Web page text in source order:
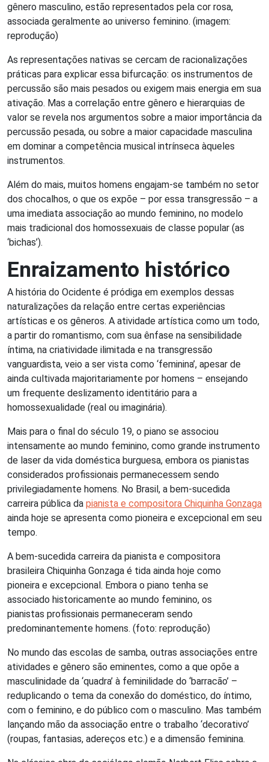
gênero masculino, estão representados pela cor rosa,
associada geralmente ao universo feminino. (imagem:
reprodução)
As representações nativas se cercam de racionalizações
práticas para explicar essa bifurcação: os instrumentos de
percussão são mais pesados ou exigem mais energia em sua
ativação. Mas a correlação entre gênero e hierarquias de
valor se revela nos argumentos sobre a maior importância da
percussão pesada, ou sobre a maior capacidade masculina
em dominar a competência musical intrínseca àqueles
instrumentos.
Além do mais, muitos homens engajam-se também no setor
dos chocalhos, o que os expõe – por essa transgressão – a
uma imediata associação ao mundo feminino, no modelo
mais tradicional dos homossexuais de classe popular (as
‘bichas’).
Enraizamento histórico
A história do Ocidente é pródiga em exemplos dessas
naturalizações da relação entre certas experiências
artísticas e os gêneros. A atividade artística como um todo,
a partir do romantismo, com sua ênfase na sensibilidade
íntima, na criatividade ilimitada e na transgressão
vanguardista, veio a ser vista como ‘feminina’, apesar de
ainda cultivada majoritariamente por homens – ensejando
um frequente deslizamento identitário para a
homossexualidade (real ou imaginária).
Mais para o final do século 19, o piano se associou
intensamente ao mundo feminino, como grande instrumento
de laser da vida doméstica burguesa, embora os pianistas
considerados profissionais permanecessem sendo
privilegiadamente homens. No Brasil, a bem-sucedida
carreira pública da pianista e compositora Chiquinha Gonzaga
ainda hoje se apresenta como pioneira e excepcional em seu
tempo.
A bem-sucedida carreira da pianista e compositora
brasileira Chiquinha Gonzaga é tida ainda hoje como
pioneira e excepcional. Embora o piano tenha se
associado historicamente ao mundo feminino, os
pianistas profissionais permaneceram sendo
predominantemente homens. (foto: reprodução)
No mundo das escolas de samba, outras associações entre
atividades e gênero são eminentes, como a que opõe a
masculinidade da ‘quadra’ à feminilidade do ‘barracão’ –
reduplicando o tema da conexão do doméstico, do íntimo,
com o feminino, e do público com o masculino. Mas também
lançando mão da associação entre o trabalho ‘decorativo’
(roupas, fantasias, adereços etc.) e a dimensão feminina.